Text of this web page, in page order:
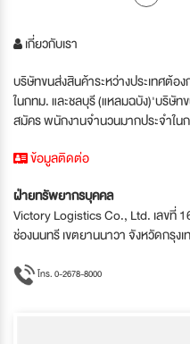
เกี่ยวกับเรา
บริษัทขนส่งสินค้าระหว่างประเทศต้
ในกทม. และชลบุรี (แหลมฉบัง)'บริษัท
สมัคร พนักงานจำนวนมากประจำใน
ข้อมูลติดต่อ
ฝ่ายทรัพยากรบุคคล
Victory Logistics Co., Ltd. เลขที่
ช่องนนทรี เขตยานนาวา จังหวัดกรุง
โทร. 0-2678-8000